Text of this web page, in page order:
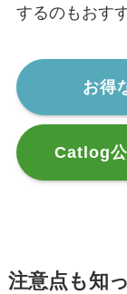
するのもおす
お得
Catlog
注意点も知